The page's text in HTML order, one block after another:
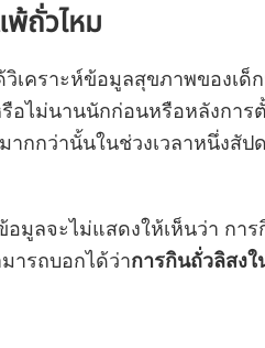
ถั่วไหม
วิเคราะห์ข้อมูลสุขภาพของเด็
อไม่นานนักก่อนหรือหลังการ
กกว่านั้นในช่วงเวลาหนึ่งสัป
อมูลจะไม่แสดงให้เห็นว่า กา
ารถบอกได้ว่าการกินถั่วลิสง